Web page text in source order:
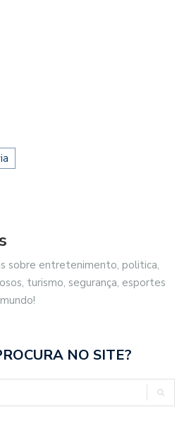
sobre entretenimento, politica,
turismo, segurança, esportes
NO SITE?